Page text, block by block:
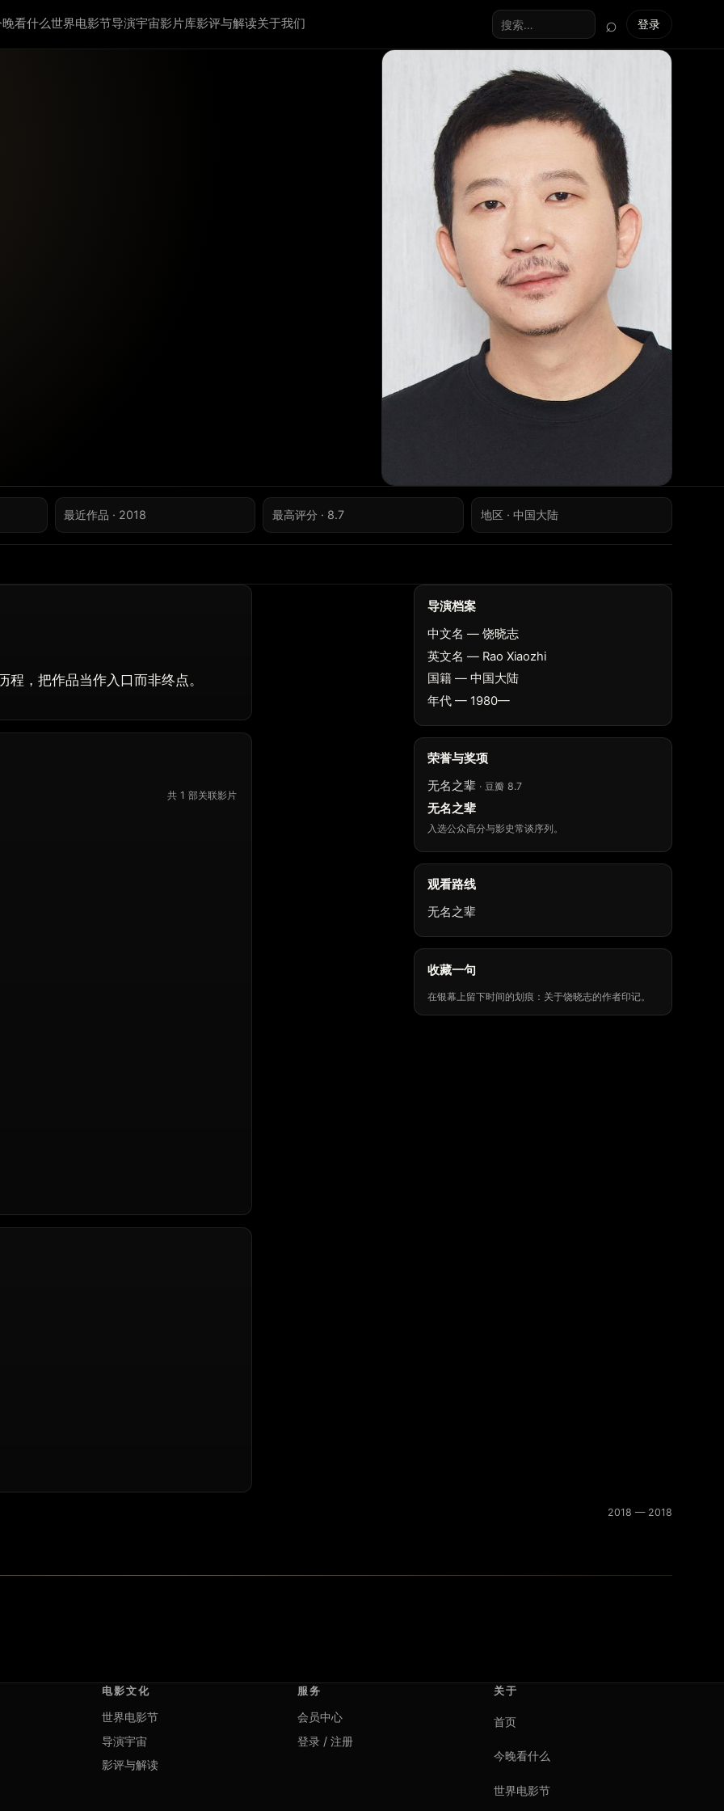
看什么世界电影节导演宇宙影片库影评与解读关于我们
搜索全站
⌕ 登录
最近作品 · 2018 最高评分 · 8.7 地区 · 中国大陆
，把作品当作入口而非终点。
共 1 部关联影片
导演档案
中文名 — 饶晓志
英文名 — Rao Xiaozhi
国籍 — 中国大陆
年代 — 1980—
荣誉与奖项
无名之辈 · 豆瓣 8.7
无名之辈
入选公众高分与影史常谈序列。
观看路线
无名之辈
收藏一句
在银幕上留下时间的划痕：关于饶晓志的作者印记。
2018 — 2018
电影文化
世界电影节
导演宇宙
影评与解读
服务
会员中心
登录 / 注册
关于
首页
今晚看什么
世界电影节